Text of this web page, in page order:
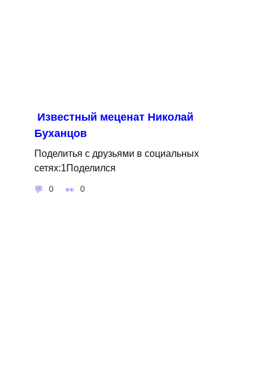
Известный меценат Николай
Буханцов
Поделитья с друзьями в социальных
сетях:1Поделился
0 0